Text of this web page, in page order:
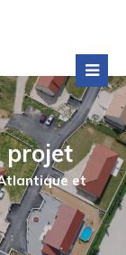
projet
et